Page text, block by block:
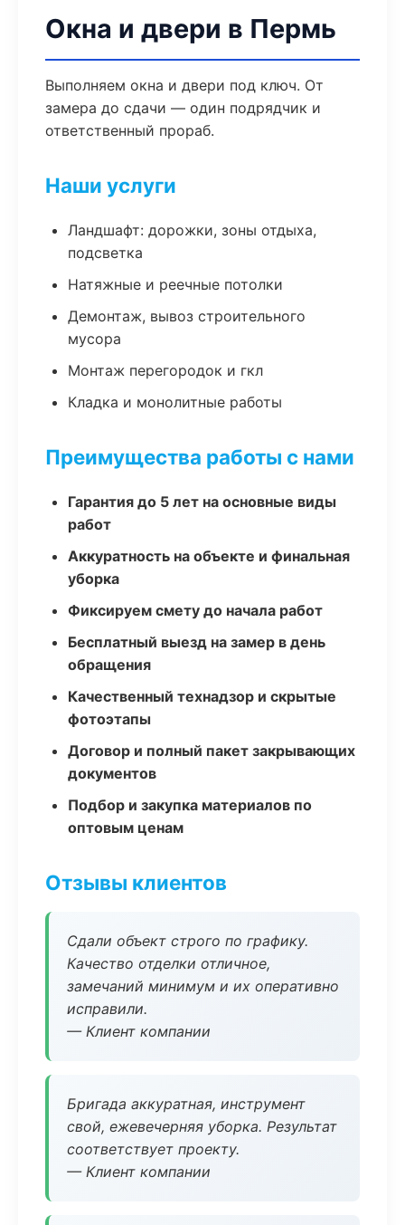
Окна и двери в Пермь
Выполняем окна и двери под ключ. От
замера до сдачи — один подрядчик и
ответственный прораб.
Наши услуги
Ландшафт: дорожки, зоны отдыха,
подсветка
Натяжные и реечные потолки
Демонтаж, вывоз строительного
мусора
Монтаж перегородок и гкл
Кладка и монолитные работы
Преимущества работы с нами
Гарантия до 5 лет на основные виды
работ
Аккуратность на объекте и финальная
уборка
Фиксируем смету до начала работ
Бесплатный выезд на замер в день
обращения
Качественный технадзор и скрытые
фотоэтапы
Договор и полный пакет закрывающих
документов
Подбор и закупка материалов по
оптовым ценам
Отзывы клиентов
Сдали объект строго по графику.
Качество отделки отличное,
замечаний минимум и их оперативно
исправили.
— Клиент компании
Бригада аккуратная, инструмент
свой, ежевечерняя уборка. Результат
соответствует проекту.
— Клиент компании